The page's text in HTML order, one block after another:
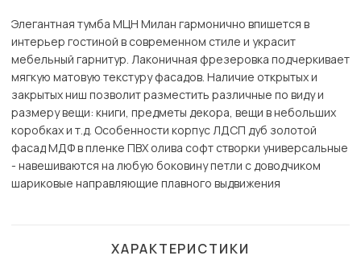
Элегантная тумба МЦН Милан гармонично впишется в
интерьер гостиной в современном стиле и украсит
мебельный гарнитур. Лаконичная фрезеровка подчеркивает
мягкую матовую текстуру фасадов. Наличие открытых и
закрытых ниш позволит разместить различные по виду и
размеру вещи: книги, предметы декора, вещи в небольших
коробках и т.д. Особенности корпус ЛДСП дуб золотой
фасад МДФ в пленке ПВХ олива софт створки универсальные
- навешиваются на любую боковину петли с доводчиком
шариковые направляющие плавного выдвижения
ХАРАКТЕРИСТИКИ